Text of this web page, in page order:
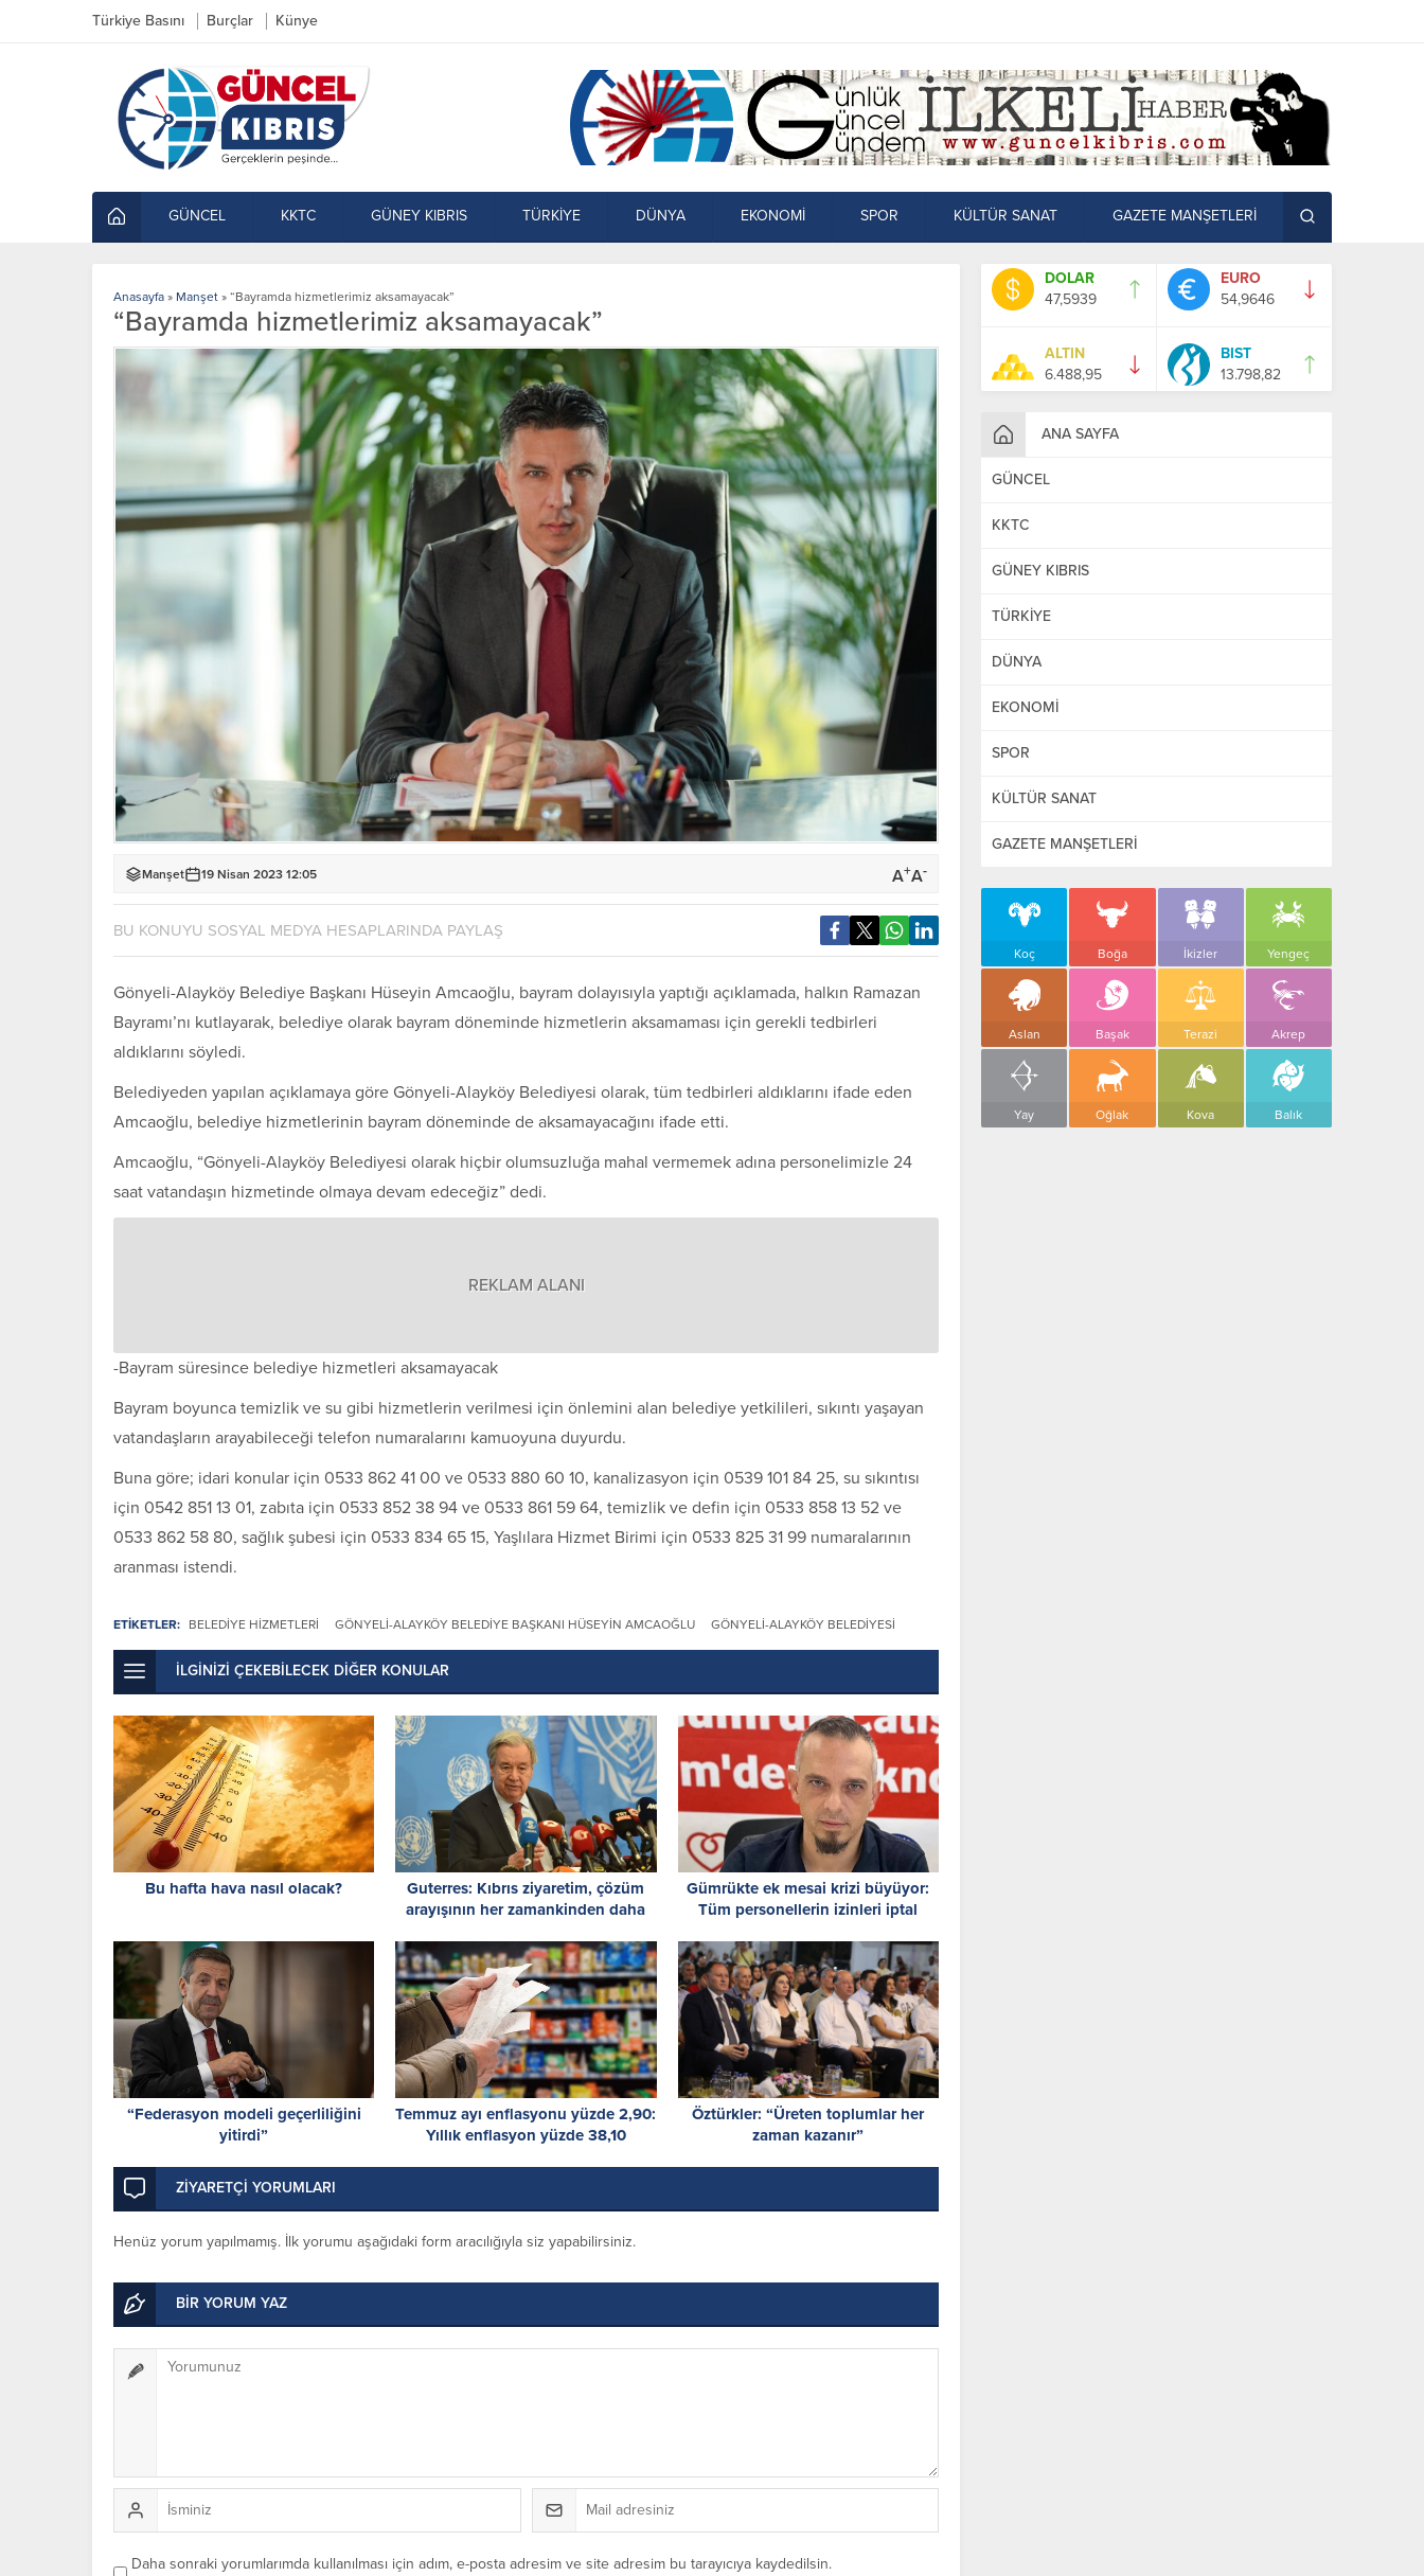
Türkiye Basını Burçlar Künye
GÜNCEL KKTC GÜNEY KIBRIS TÜRKİYE DÜNYA EKONOMİ SPOR KÜLTÜR SANAT GAZETE MANŞETLERİ
DOLAR
47,5939
EURO
54,9646
ALTIN
6.488,95
BIST
13.798,82
ANA SAYFA
GÜNCEL
KKTC
GÜNEY KIBRIS
TÜRKİYE
DÜNYA
EKONOMİ
SPOR
KÜLTÜR SANAT
GAZETE MANŞETLERİ
Koç Boğa İkizler Yengeç
Aslan Başak Terazi Akrep
Yay Oğlak Kova Balık
Anasayfa » Manşet » “Bayramda hizmetlerimiz aksamayacak”
“Bayramda hizmetlerimiz aksamayacak”
Manşet 19 Nisan 2023 12:05 A+A-
BU KONUYU SOSYAL MEDYA HESAPLARINDA PAYLAŞ
Gönyeli-Alayköy Belediye Başkanı Hüseyin Amcaoğlu, bayram dolayısıyla yaptığı açıklamada, halkın Ramazan
Bayramı’nı kutlayarak, belediye olarak bayram döneminde hizmetlerin aksamaması için gerekli tedbirleri
aldıklarını söyledi.
Belediyeden yapılan açıklamaya göre Gönyeli-Alayköy Belediyesi olarak, tüm tedbirleri aldıklarını ifade eden
Amcaoğlu, belediye hizmetlerinin bayram döneminde de aksamayacağını ifade etti.
Amcaoğlu, “Gönyeli-Alayköy Belediyesi olarak hiçbir olumsuzluğa mahal vermemek adına personelimizle 24
saat vatandaşın hizmetinde olmaya devam edeceğiz” dedi.
REKLAM ALANI
-Bayram süresince belediye hizmetleri aksamayacak
Bayram boyunca temizlik ve su gibi hizmetlerin verilmesi için önlemini alan belediye yetkilileri, sıkıntı yaşayan
vatandaşların arayabileceği telefon numaralarını kamuoyuna duyurdu.
Buna göre; idari konular için 0533 862 41 00 ve 0533 880 60 10, kanalizasyon için 0539 101 84 25, su sıkıntısı
için 0542 851 13 01, zabıta için 0533 852 38 94 ve 0533 861 59 64, temizlik ve defin için 0533 858 13 52 ve
0533 862 58 80, sağlık şubesi için 0533 834 65 15, Yaşlılara Hizmet Birimi için 0533 825 31 99 numaralarının
aranması istendi.
ETİKETLER: BELEDIYE HIZMETLERI GÖNYELI-ALAYKÖY BELEDIYE BAŞKANI HÜSEYIN AMCAOĞLU GÖNYELI-ALAYKÖY BELEDIYESI
İLGİNİZİ ÇEKEBİLECEK DİĞER KONULAR
Bu hafta hava nasıl olacak?
Guterres: Kıbrıs ziyaretim, çözüm
arayışının her zamankinden daha
Gümrükte ek mesai krizi büyüyor:
Tüm personellerin izinleri iptal
“Federasyon modeli geçerliliğini
yitirdi”
Temmuz ayı enflasyonu yüzde 2,90:
Yıllık enflasyon yüzde 38,10
Öztürkler: “Üreten toplumlar her
zaman kazanır”
ZİYARETÇİ YORUMLARI
Henüz yorum yapılmamış. İlk yorumu aşağıdaki form aracılığıyla siz yapabilirsiniz.
BİR YORUM YAZ
Daha sonraki yorumlarımda kullanılması için adım, e-posta adresim ve site adresim bu tarayıcıya kaydedilsin.